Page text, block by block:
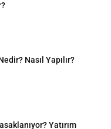
Nasıl Yapılır?
Yatırım